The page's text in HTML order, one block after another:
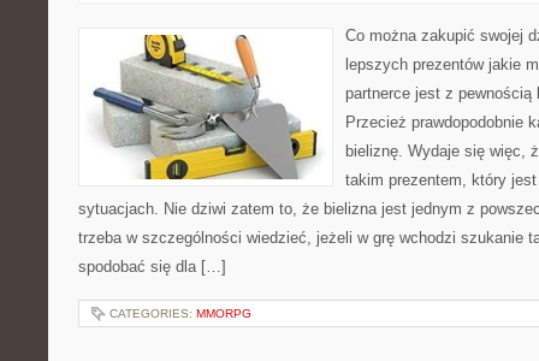
Co można zakupić swojej
lepszych prezentów jakie
partnerce jest z
Przecież prawdopodobnie
bieliznę. Wydaje się więc,
takim prezentem, który
sytuacjach. Nie dziwi zatem to, że bielizna jest jednym z
trzeba w szczególności wiedzieć, jeżeli w grę wchodzi szukanie
spodobać się dla […]
CATEGORIES: MMORPG